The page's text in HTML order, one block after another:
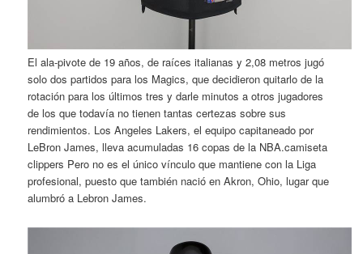
El ala-pivote de 19 años, de raíces italianas y 2,08 metros jugó
solo dos partidos para los Magics, que decidieron quitarlo de la
rotación para los últimos tres y darle minutos a otros jugadores
de los que todavía no tienen tantas certezas sobre sus
rendimientos. Los Angeles Lakers, el equipo capitaneado por
LeBron James, lleva acumuladas 16 copas de la NBA.camiseta
clippers Pero no es el único vínculo que mantiene con la Liga
profesional, puesto que también nació en Akron, Ohio, lugar que
alumbró a Lebron James.